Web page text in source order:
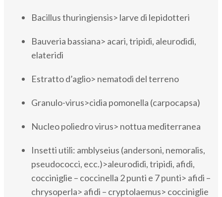
Bacillus thuringiensis> larve di lepidotteri
Bauveria bassiana> acari, tripidi, aleurodidi,
elateridi
Estratto d’aglio> nematodi del terreno
Granulo-virus>cidia pomonella (carpocapsa)
Nucleo poliedro virus> nottua mediterranea
Insetti utili: amblyseius (andersoni, nemoralis,
pseudococci, ecc.)>aleurodidi, tripidi, afidi,
cocciniglie – coccinella 2 punti e 7 punti> afidi –
chrysoperla> afidi – cryptolaemus> cocciniglie